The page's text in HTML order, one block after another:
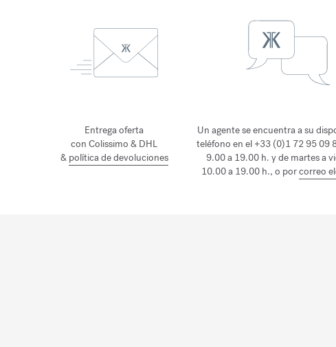
Entrega oferta
con Colissimo & DHL
& política de devoluciones
Un agente se encuentra a su
teléfono en el +33 (0)1 72 95 09
9.00 a 19.00 h. y de martes a
10.00 a 19.00 h., o porcorreo